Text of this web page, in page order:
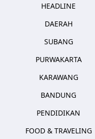
HEADLINE
DAERAH
SUBANG
PURWAKARTA
KARAWANG
BANDUNG
PENDIDIKAN
FOOD & TRAVELING